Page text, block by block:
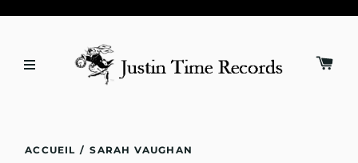
ACCUEIL / SARAH VAUGHAN